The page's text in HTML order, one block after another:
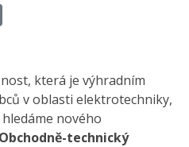
která je výhradním
v oblasti elektrotechniky,
nového
Obchodně-technický